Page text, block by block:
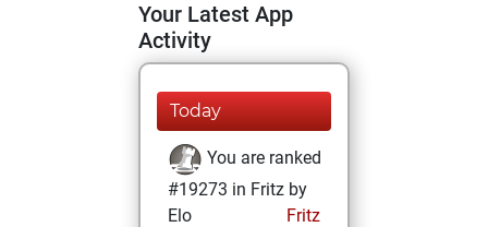
Your Latest App
Activity
Today
You are ranked
#19273 in Fritz by
Elo
Fritz